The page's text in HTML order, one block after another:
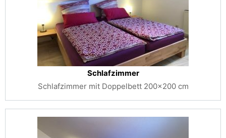
Schlafzimmer
Schlafzimmer mit Doppelbett 200x200 cm